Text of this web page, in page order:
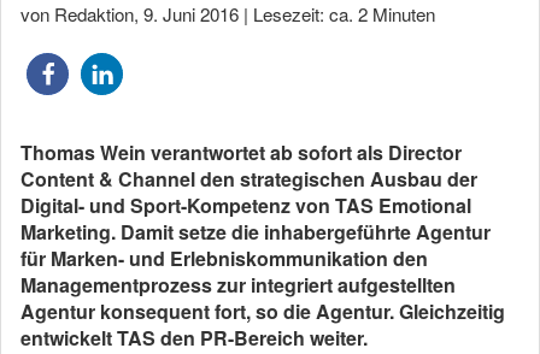
von Redaktion, 9. Juni 2016 | Lesezeit: ca. 2 Minuten
Thomas Wein verantwortet ab sofort als Director
Content & Channel den strategischen Ausbau der
Digital- und Sport-Kompetenz von TAS Emotional
Marketing. Damit setze die inhabergeführte Agentur
für Marken- und Erlebniskommunikation den
Managementprozess zur integriert aufgestellten
Agentur konsequent fort, so die Agentur. Gleichzeitig
entwickelt TAS den PR-Bereich weiter.